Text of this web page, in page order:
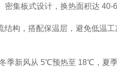
集板式设计，换热面积达 40-
构，搭配保温层，避免低温工
季新风从 5℃预热至 18℃，夏